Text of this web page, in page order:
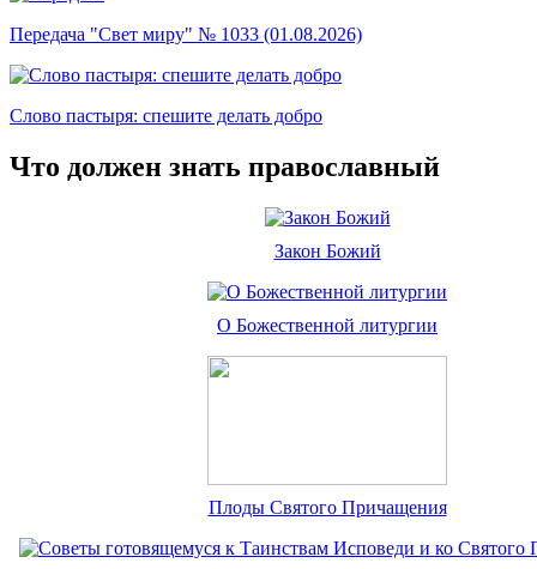
Передача "Свет миру" № 1033 (01.08.2026)
Слово пастыря: спешите делать добро
Что должен знать православный
Закон Божий
О Божественной литургии
Плоды Святого Причащения